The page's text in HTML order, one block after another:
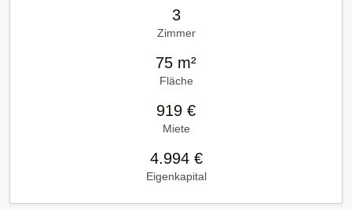
3
Zimmer
75 m²
Fläche
919 €
Miete
4.994 €
Eigenkapital